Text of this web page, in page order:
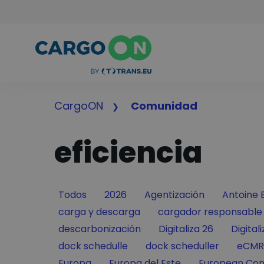
CargoON Comunidad
eficiencia
Filter by
Todos Filter by
2026 Filter by
Agentización Filter by
Antoine
Filter by
carga y descarga Filter by
cargador responsable
Filter by
descarbonización Filter by
Digitaliza 26 Filter
Filter by
dock schedulle Filter by
dock scheduller Filter
eCMR